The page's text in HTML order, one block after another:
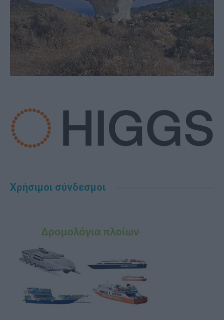
Χρήσιμοι σύνδεσμοι